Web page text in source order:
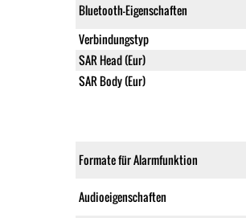
Bluetooth-Eigenschaften
Verbindungstyp
SAR Head (Eur)
SAR Body (Eur)
Formate für Alarmfunktion
Audioeigenschaften